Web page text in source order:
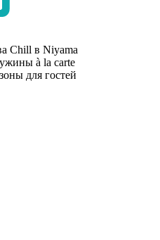
Chill в Niyama
à la carte
для гостей